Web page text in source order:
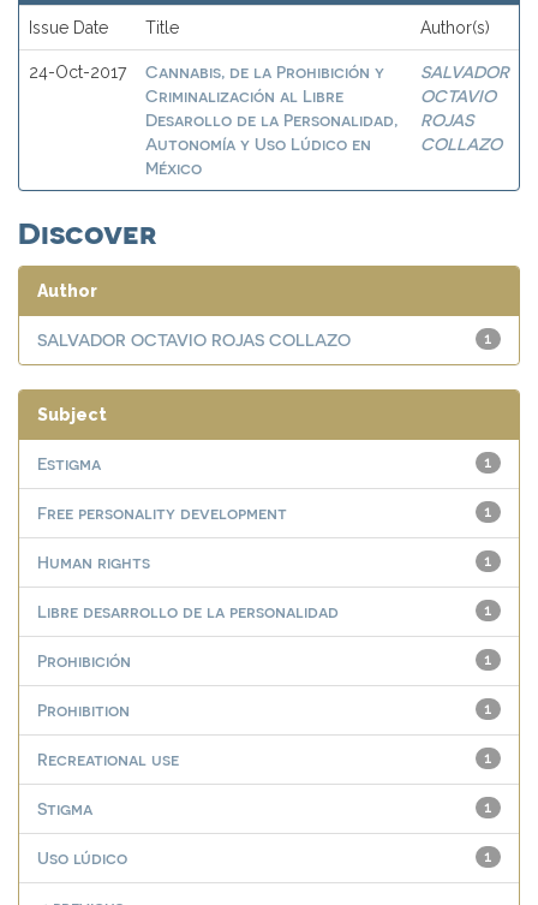
Issue Date Title Author(s)
24-Oct-2017
Cannabis, de la Prohibición y
Criminalización al Libre
Desarollo de la Personalidad,
Autonomía y Uso Lúdico en
México
SALVADOR
OCTAVIO
ROJAS
COLLAZO
Discover
Author
1
SALVADOR OCTAVIO ROJAS COLLAZO
Subject
1
Estigma
1
Free personality development
1
Human rights
1
Libre desarrollo de la personalidad
1
Prohibición
1
Prohibition
1
Recreational use
1
Stigma
1
Uso lúdico